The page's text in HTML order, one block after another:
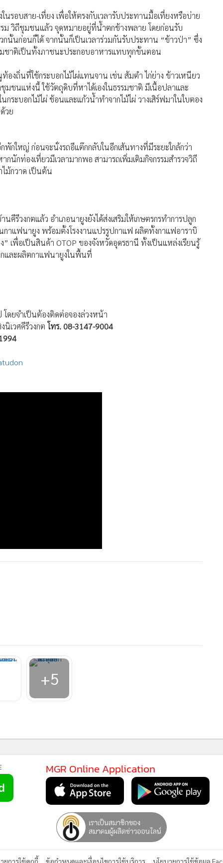
รอบสาย-เที่ยง เพื่อให้ตรงกับเวลารับประทานมื้อเที่ยงหรือบ่าย
รม วิถีชุมชนแล้ว จุดหมายอยู่ที่น้ำตกช้างพลาย โดยก่อนรับ
นั้นก่อนก็ได้ จากนั้นก็เป็นเวลาร่วมกันรับประทาน “ข้าวป่า” ซึ่ง
มชาติเป็นทั้งภาชนะประกอบอาหารแทบทุกขั้นตอน
งถิ่นที่ใช้กระบอกไม้ไผ่แทนจาน เช่น ส้มตำ ไก่ย่าง ข้าวเหนียว
ชนแห่งนี้ ใช้วัตถุดิบที่หาได้เองในธรรมชาติ มีเนื้อปลาและ
ระบอกไม้ไผ่ ช้อนและแก้วน้ำทำจากไม้ไผ่ วางเสิร์ฟมาในใบตอง
วย
กใหญ่ ก่อนจะนั่งรถอีแต๊กกลับในอีกเส้นทางที่มีระยะใกล้กว่า
นักท่องเที่ยวมีเวลามากพอ สามารถเพิ่มเติมกิจกรรมสำรวจวิถี
ม้กวาด เป็นต้น
คีรีวงกตแล้ว อำเภอนายูงยังได้ส่งเสริมให้เกษตรกรทำการปลูก
าแฟนายูง พร้อมตั้งโรงงานแปรรูปกาแฟ ผลิตทั้งกาแฟอาราบิ
เพื่อเป็นสินค้า OTOP ของจังหวัดอุดรธานี ทั้งเป็นแหล่งเรียนรู้
และผลิตกาแฟนายูงในพื้นที่
ดยจำเป็นต้องติดต่อจองล่วงหน้า
เวศคีรีวงกต โทร. 08-3147-9004
+5
MGR Online Application
ยการใช้คุกกี้ ข้อกำหนดและเงื่อนไขการใช้บริการ นโยบายการใช้ข้อมูล